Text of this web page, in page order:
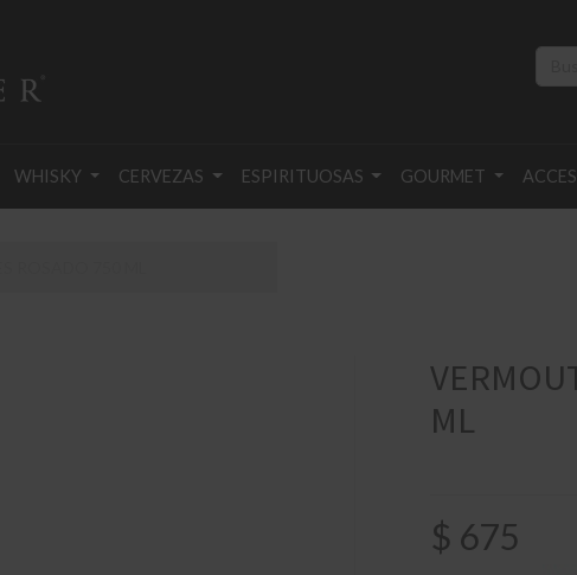
WHISKY CERVEZAS ESPIRITUOSAS GOURMET
ML
$ 675